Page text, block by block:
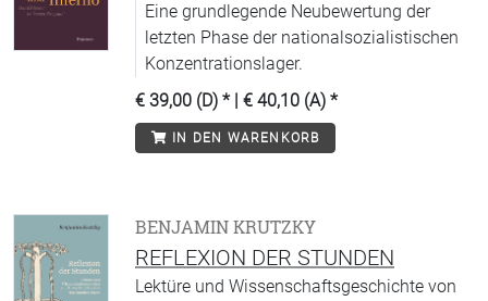
Eine grundlegende Neubewertung der
letzten Phase der nationalsozialistischen
Konzentrationslager.
€ 39,00 (D) * | € 40,10 (A) *
IN DEN WARENKORB
BENJAMIN KRUTZKY
REFLEXION DER STUNDEN
Lektüre und Wissenschaftsgeschichte von